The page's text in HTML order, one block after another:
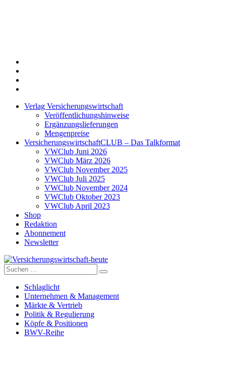
Verlag Versicherungswirtschaft
Veröffentlichungshinweise
Ergänzungslieferungen
Mengenpreise
VersicherungswirtschaftCLUB – Das Talkformat
VWClub Juni 2026
VWClub März 2026
VWClub November 2025
VWClub Juli 2025
VWClub November 2024
VWClub Oktober 2023
VWClub April 2023
Shop
Redaktion
Abonnement
Newsletter
Versicherungswirtschaft-heute
Suche
nach:
Schlaglicht
Unternehmen & Management
Märkte & Vertrieb
Politik & Regulierung
Köpfe & Positionen
BWV-Reihe